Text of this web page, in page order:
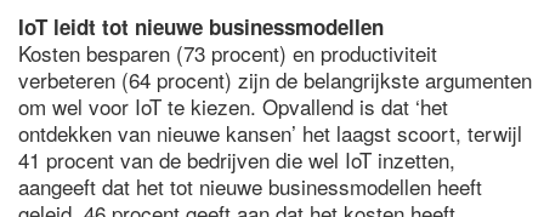
IoT leidt tot nieuwe businessmodellen
Kosten besparen (73 procent) en productiviteit
verbeteren (64 procent) zijn de belangrijkste argumenten
om wel voor IoT te kiezen. Opvallend is dat ‘het
ontdekken van nieuwe kansen’ het laagst scoort, terwijl
41 procent van de bedrijven die wel IoT inzetten,
aangeeft dat het tot nieuwe businessmodellen heeft